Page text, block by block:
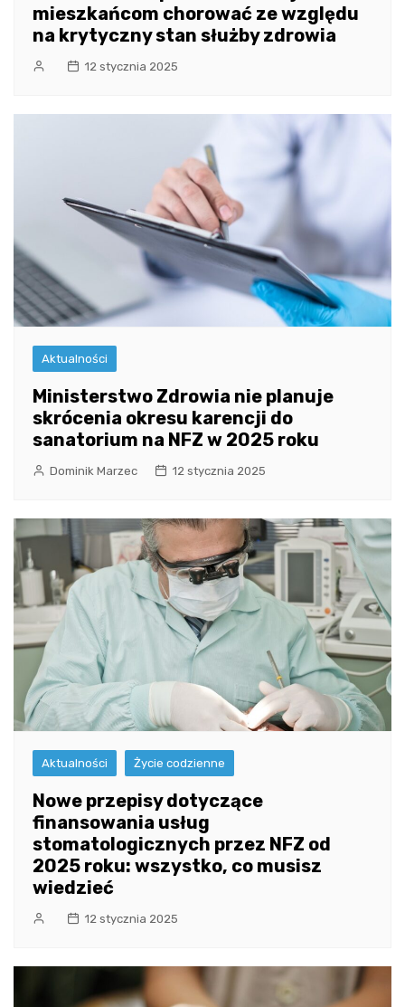
mieszkańcom chorować ze względu
na krytyczny stan służby zdrowia
12 stycznia 2025
Aktualności
Ministerstwo Zdrowia nie planuje
skrócenia okresu karencji do
sanatorium na NFZ w 2025 roku
Dominik Marzec 12 stycznia 2025
Aktualności Życie codzienne
Nowe przepisy dotyczące
finansowania usług
stomatologicznych przez NFZ od
2025 roku: wszystko, co musisz
wiedzieć
12 stycznia 2025